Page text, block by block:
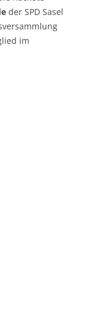
der SPD Sasel
im